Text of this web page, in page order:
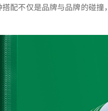
配不仅是品牌与品牌的碰